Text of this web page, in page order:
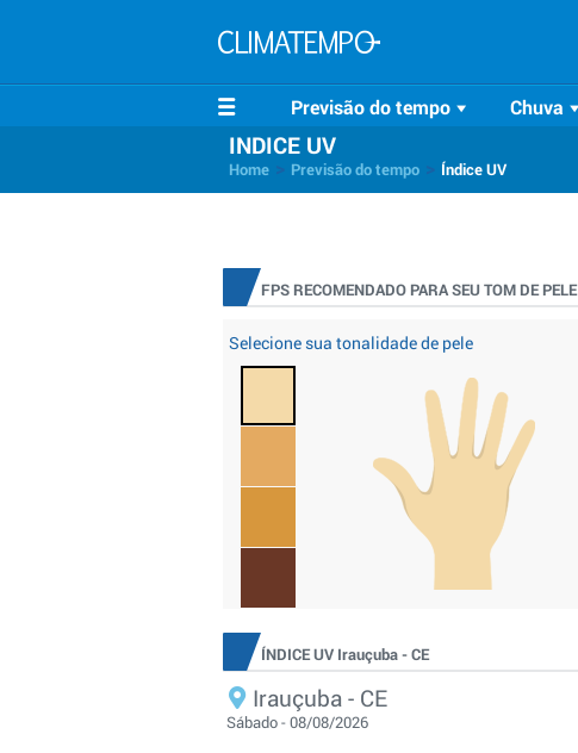
Previsão do tempo Chuva
INDICE UV
Home Previsão do tempo Índice UV
FPS RECOMENDADO PARA SEU TOM DE PELE
Selecione sua tonalidade de pele
ÍNDICE UV Irauçuba - CE
Irauçuba - CE
Sábado - 08/08/2026